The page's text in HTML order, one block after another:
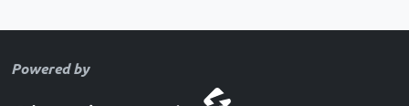
Powered by